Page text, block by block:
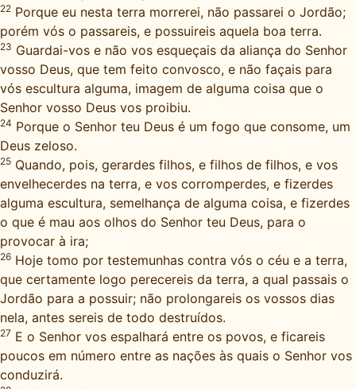
22 Porque eu nesta terra morrerei, não passarei o Jordão;
porém vós o passareis, e possuireis aquela boa terra.
23 Guardai-vos e não vos esqueçais da aliança do Senhor
vosso Deus, que tem feito convosco, e não façais para
vós escultura alguma, imagem de alguma coisa que o
Senhor vosso Deus vos proibiu.
24 Porque o Senhor teu Deus é um fogo que consome, um
Deus zeloso.
25 Quando, pois, gerardes filhos, e filhos de filhos, e vos
envelhecerdes na terra, e vos corromperdes, e fizerdes
alguma escultura, semelhança de alguma coisa, e fizerdes
o que é mau aos olhos do Senhor teu Deus, para o
provocar à ira;
26 Hoje tomo por testemunhas contra vós o céu e a terra,
que certamente logo perecereis da terra, a qual passais o
Jordão para a possuir; não prolongareis os vossos dias
nela, antes sereis de todo destruídos.
27 E o Senhor vos espalhará entre os povos, e ficareis
poucos em número entre as nações às quais o Senhor vos
conduzirá.